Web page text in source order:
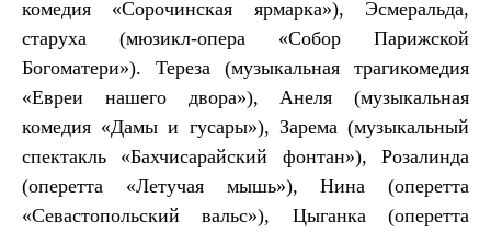
комедия «Сорочинская ярмарка»), Эсмеральда,
старуха (мюзикл-опера «Собор Парижской
Богоматери»). Тереза (музыкальная трагикомедия
«Евреи нашего двора»), Анеля (музыкальная
комедия «Дамы и гусары»), Зарема (музыкальный
спектакль «Бахчисарайский фонтан»), Розалинда
(оперетта «Летучая мышь»), Нина (оперетта
«Севастопольский вальс»), Цыганка (оперетта